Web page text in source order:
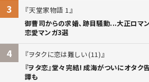
3
天堂家物語 1
御曹司からの求婚、跡目騒動...大正ロマ
恋愛マンガ3選
4
ヲタクに恋は難しい (11)
『ヲタ恋』堂々完結! 成海がついにオタク
譚も